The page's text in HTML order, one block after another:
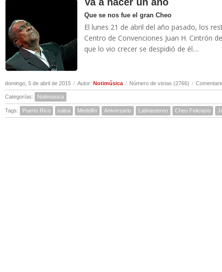
Que se nos fue el gran Cheo
El lunes 21 de abril del año pasado, los
Centro de Convenciones Juan H. Cintrón
que lo vio crecer se despidió de él....
domingo, 5 de abril de 2015 / Autor: Notimúsica / Número de vistas (2766) /
Categorías: Notimúsica
Tags: Puerto Rico salsa Medellín Aniversario Latinastereo Cheo Feliciano